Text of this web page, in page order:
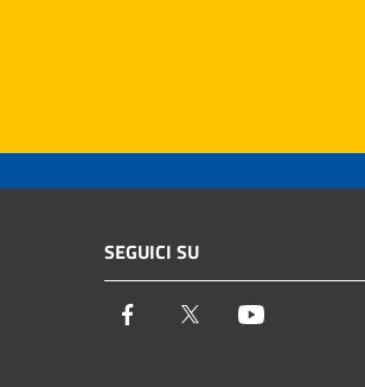
SEGUICI SU
Facebook Twitter